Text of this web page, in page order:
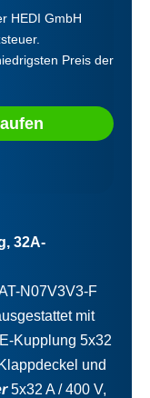
HEDI GmbH
Preis der
32A-
N07V3V3-F
mit
Kupplung 5x32
und
5x32 A / 400 V,